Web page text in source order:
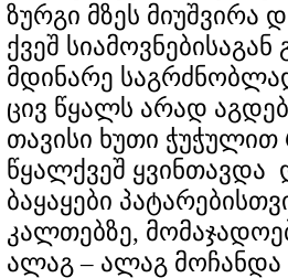
ზურგი მზეს მიუშვირა
ქვეშ სიამოვნებისაგან
მდინარე
ცივ წყალს არად
თავისი ხუთი
წყალქვეშ ყვინთავდა
ბაყაყები
კალთებზე,
ალაგ – ალაგ მოჩანდა